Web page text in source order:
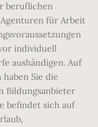
beruflichen
für Arbeit
individuell
aushändigen. Auf
Sie die
Bildungsanbieter
befindet sich auf